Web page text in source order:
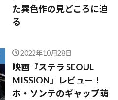
た異色作の見どころに迫
る
2022年10月28日
映画『ステラ SEOUL
MISSION』レビュー！
ホ・ソンテのギャップ萌